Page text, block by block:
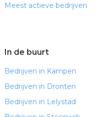
Meest actieve bedrijven
In de buurt
Bedrijven in Kampen
Bedrijven in Dronten
Bedrijven in Lelystad